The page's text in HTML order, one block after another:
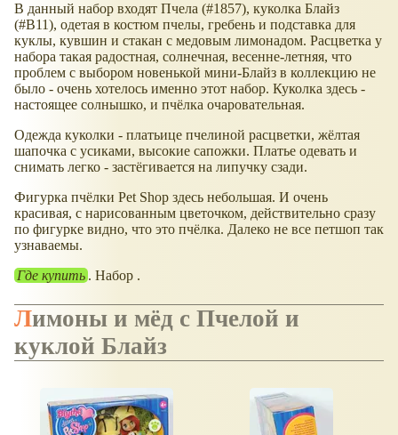
В данный набор входят Пчела (#1857), куколка Блайз
(#B11), одетая в костюм пчелы, гребень и подставка для
куклы, кувшин и стакан с медовым лимонадом. Расцветка у
набора такая радостная, солнечная, весенне-летняя, что
проблем с выбором новенькой мини-Блайз в коллекцию не
было - очень хотелось именно этот набор. Куколка здесь -
настоящее солнышко, и пчёлка очаровательная.
Одежда куколки - платьице пчелиной расцветки, жёлтая
шапочка с усиками, высокие сапожки. Платье одевать и
снимать легко - застёгивается на липучку сзади.
Фигурка пчёлки Pet Shop здесь небольшая. И очень
красивая, с нарисованным цветочком, действительно сразу
по фигурке видно, что это пчёлка. Далеко не все петшоп так
узнаваемы.
Где купить . Набор .
Лимоны и мёд с Пчелой и
куклой Блайз